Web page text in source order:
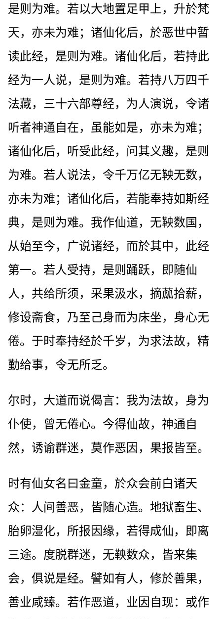
是则为难。若以大地置足甲上，升於梵
天，亦未为难；诸仙化后，於恶世中暂
读此经，是则为难。诸仙化后，若持此
经为一人说，是则为难。若持八万四千
法藏，三十六部尊经，为人演说，令诸
听者神通自在，虽能如是，亦未为难；
诸仙化后，听受此经，问其义趣，是则
为难。若人说法，令千万亿无鞅无数，
亦未为难；诸仙化后，若能奉持如斯经
典，是则为难。我作仙道，无鞅数国，
从始至今，广说诸经，而於其中，此经
第一。若人受持，是则踊跃，即随仙
人，共给所须，采果汲水，摘蓏拾薪，
修设斋食，乃至己身而为床坐，身心无
倦。于时奉持经於千岁，为求法故，精
勤给事，令无所乏。
尔时，大道而说偈言：我为法故，身为
仆使，曾无倦心。今得仙故，神通自
然，诱谕群迷，莫作恶因，果报皆至。
时有仙女名曰金童，於众会前白诸天
众：人间善恶，皆随心造。地狱畜生、
胎卵湿化，所报因缘，若得成仙，即离
三途。度脱群迷，无鞅数众，皆来集
会，俱说是经。譬如有人，修於善果，
善业咸臻。若作恶道，业因自现：或作